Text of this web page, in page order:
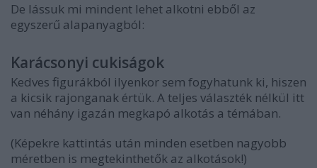
De lássuk mi mindent lehet alkotni ebből az
egyszerű alapanyagból:
Karácsonyi cukiságok
Kedves figurákból ilyenkor sem fogyhatunk ki, hiszen
a kicsik rajonganak értük. A teljes választék nélkül itt
van néhány igazán megkapó alkotás a témában.
(Képekre kattintás után minden esetben nagyobb
méretben is megtekinthetők az alkotások!)